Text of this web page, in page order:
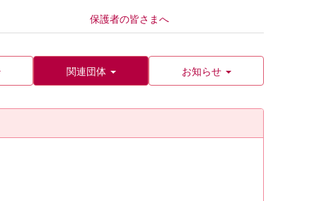
保護者の皆さまへ
関連団体 お知らせ